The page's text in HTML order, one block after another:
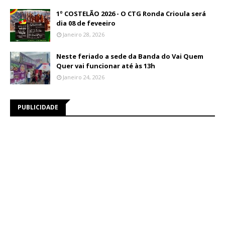
1º COSTELÃO 2026 - O CTG Ronda Crioula será
dia 08 de feveeiro
Janeiro 28, 2026
Neste feriado a sede da Banda do Vai Quem
Quer vai funcionar até às 13h
Janeiro 24, 2026
PUBLICIDADE